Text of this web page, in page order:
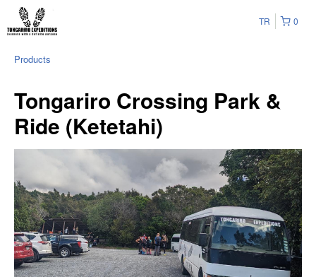
0
TR
Products
Tongariro Crossing Park &
Ride (Ketetahi)